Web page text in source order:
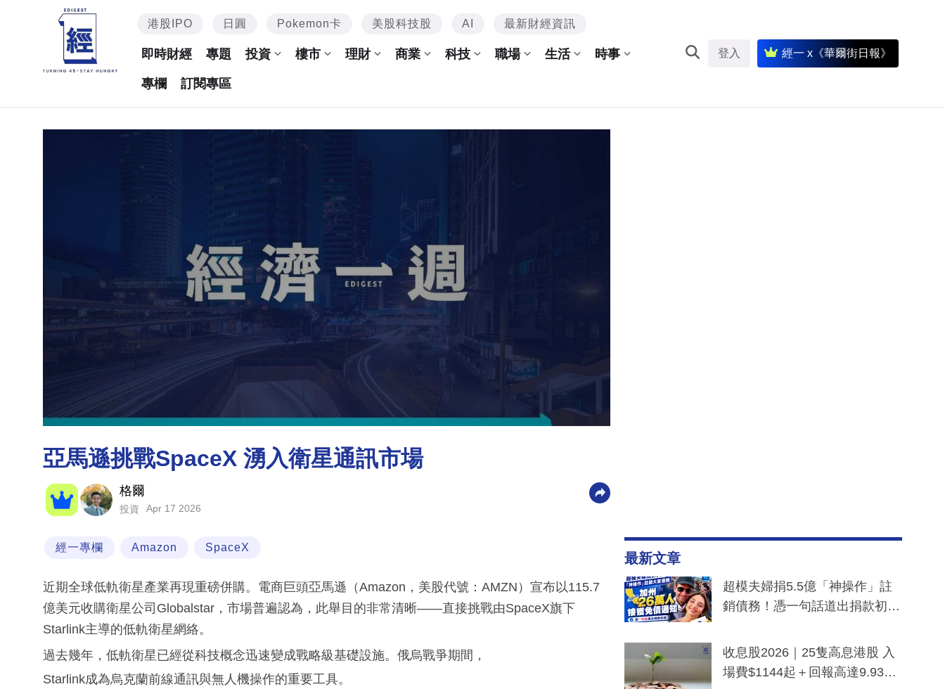
港股IPO 日圓 Pokemon卡 美股科技股 AI 最新財經資訊
即時財經 專題 投資 樓市 理財 商業 科技 職場 生活 時事
專欄 訂閱專區
登入 經一 x《華爾街日報》
亞馬遜挑戰SpaceX 湧入衛星通訊市場
格爾
投資 Apr 17 2026
經一專欄 Amazon SpaceX
近期全球低軌衛星產業再現重磅併購。電商巨頭亞馬遜（Amazon，美股代號：AMZN）宣布以115.7
億美元收購衛星公司Globalstar，市場普遍認為，此舉目的非常清晰——直接挑戰由SpaceX旗下
Starlink主導的低軌衛星網絡。
過去幾年，低軌衛星已經從科技概念迅速變成戰略級基礎設施。俄烏戰爭期間，
Starlink成為烏克蘭前線通訊與無人機操作的重要工具。
最新文章
超模夫婦捐5.5億「神操作」註
銷債務！憑一句話道出捐款初
一度被誤當詐騙手段
收息股2026｜25隻高息港股 入
場費$1144起＋回報高達9.93